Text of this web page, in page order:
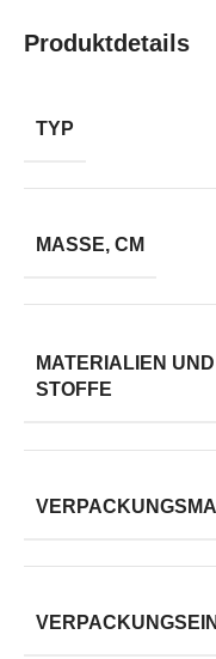
Produktdetails
TYP
MASSE, CM
MATERIALIEN UND
STOFFE